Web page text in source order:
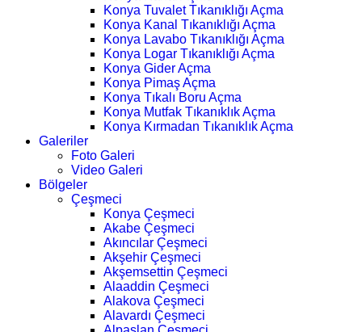
Konya Tuvalet Tıkanıklığı Açma
Konya Kanal Tıkanıklığı Açma
Konya Lavabo Tıkanıklığı Açma
Konya Logar Tıkanıklığı Açma
Konya Gider Açma
Konya Pimaş Açma
Konya Tıkalı Boru Açma
Konya Mutfak Tıkanıklık Açma
Konya Kırmadan Tıkanıklık Açma
Galeriler
Foto Galeri
Video Galeri
Bölgeler
Çeşmeci
Konya Çeşmeci
Akabe Çeşmeci
Akıncılar Çeşmeci
Akşehir Çeşmeci
Akşemsettin Çeşmeci
Alaaddin Çeşmeci
Alakova Çeşmeci
Alavardı Çeşmeci